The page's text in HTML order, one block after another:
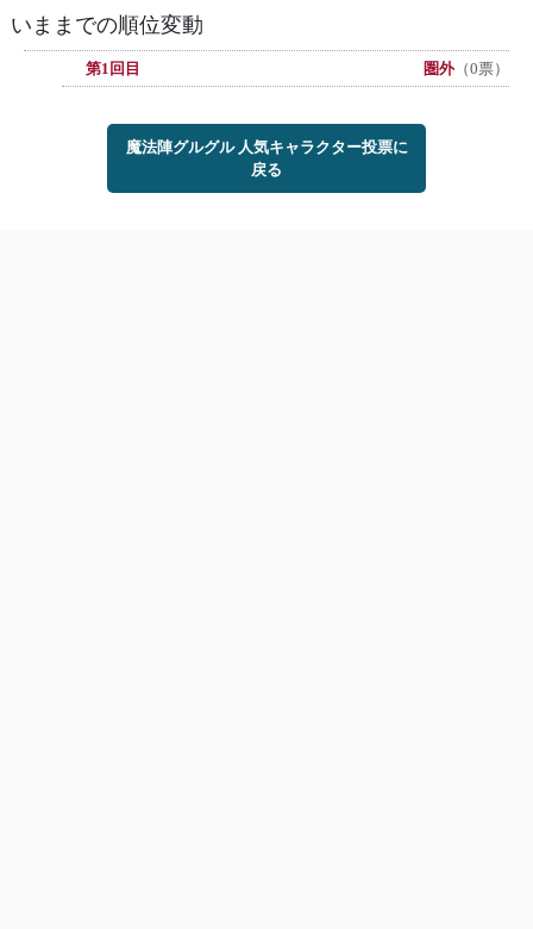
いままでの順位変動
第1回目 圏外（0票）
魔法陣グルグル 人気キャラクター投票に
戻る